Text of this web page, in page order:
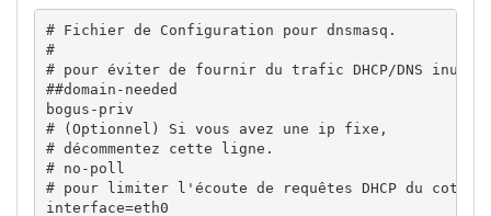
# Fichier de Configuration pour dnsmasq.
#
# pour éviter de fournir du trafic DHCP/DNS
##domain-needed
bogus-priv
# (Optionnel) Si vous avez une ip fixe,
# décommentez cette ligne.
# no-poll
# pour limiter l'écoute de requêtes DHCP du coté
interface=eth0